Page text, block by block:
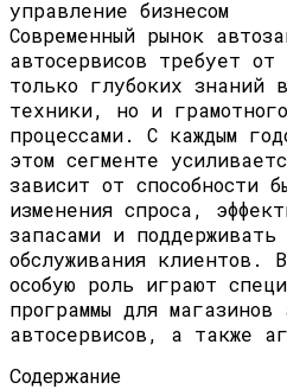
Искусство
Автомобилю
Современный рынок
автосервисов требует
только глубоких знаний
техники, но и
процессами. С каждым
этом сегменте
зависит от способности
изменения спроса,
запасами и поддерживать
обслуживания клиентов.
особую роль играют
программы для магазинов
автосервисов, а также
Содержание